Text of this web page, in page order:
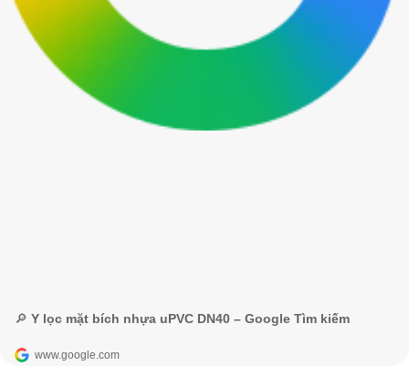
🔎 Y lọc mặt bích nhựa uPVC DN40 – Google Tìm kiếm
www.google.com